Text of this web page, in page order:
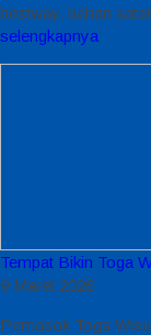
bestway, bahan
selengkapnya
Tempat Bikin Toga
9 Maret 2026
Pemasok Toga